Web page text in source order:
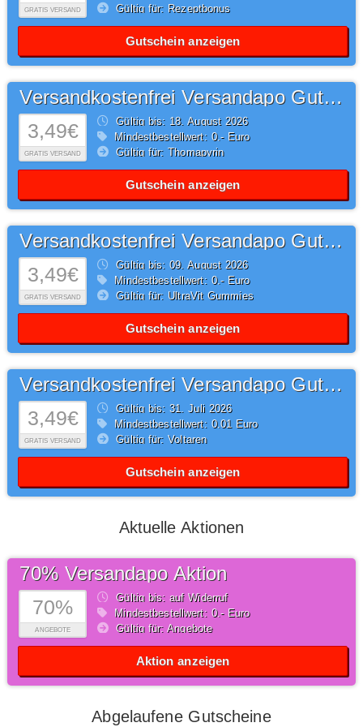
GRATIS VERSAND
Gültig für: Rezeptbonus
Gutschein anzeigen
3,49€
GRATIS VERSAND
Versandkostenfrei Versandapo Gutschein
Gültig bis: 18.August2026
Mindestbestellwert: 0,- Euro
Gültig für: Thomapyrin
Gutschein anzeigen
3,49€
GRATIS VERSAND
Versandkostenfrei Versandapo Gutschein
Gültig bis: 09.August2026
Mindestbestellwert: 0,- Euro
Gültig für: UltraVit Gummies
Gutschein anzeigen
3,49€
GRATIS VERSAND
Versandkostenfrei Versandapo Gutschein
Gültig bis: 31.Juli2026
Mindestbestellwert: 0,01 Euro
Gültig für: Voltaren
Gutschein anzeigen
Aktuelle Aktionen
70%
ANGEBOTE
70% Versandapo Aktion
Gültig bis: auf Widerruf
Mindestbestellwert: 0,- Euro
Gültig für: Angebote
Aktion anzeigen
Abgelaufene Gutscheine